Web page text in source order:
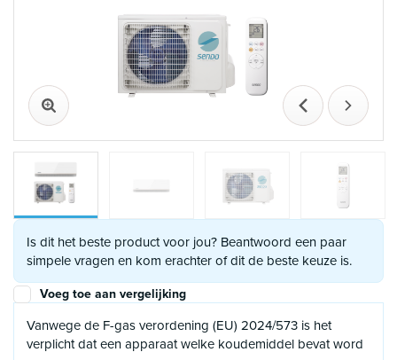
Vorige
Is dit het beste product voor jou? Beantwoord een paar
simpele vragen en kom erachter of dit de beste keuze is.
Voeg toe aan vergelijking
Vanwege de F-gas verordening (EU) 2024/573 is het
verplicht dat een apparaat welke koudemiddel bevat word